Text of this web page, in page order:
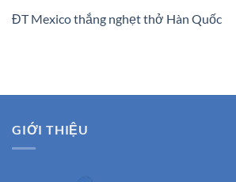
ĐT Mexico thắng nghẹt thở Hàn Quốc
GIỚI THIỆU